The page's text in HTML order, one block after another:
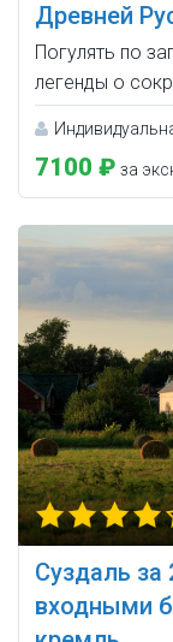
Древней
Погулять по
легенды о
7100 ₽ за
Суздаль за
входными